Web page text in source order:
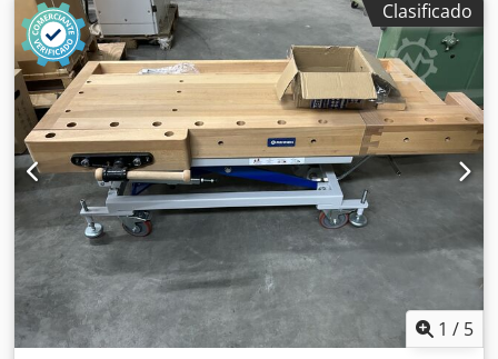
elevación izquierda, protegiéndolo así de la suciedad y los
daños. Capacidad de carga hasta 400 kg Altura total
máxima: 1080 mm 2 ganchos de banco Ergoplan,
compuestos por ganchos de banco redondos de aluminio
con bloqueo de bola 30 mm, longitud 200 mm 1
abrazadera vertical para la fijación de la pieza de trabajo
desde arriba, con 1 perno de tope, Cjdpfx Ajkwhwzeh Ieha
ajustable hasta 200 mm de grosor de la pieza de trabajo,
con giro de 360° Disponibilidad: a corto plazo Ubicación
del almacén: Flörsheim
Clasificado
1 / 5